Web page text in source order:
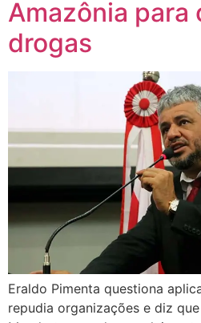
Amazônia para
drogas
Eraldo Pimenta questiona
repudia organizações e diz